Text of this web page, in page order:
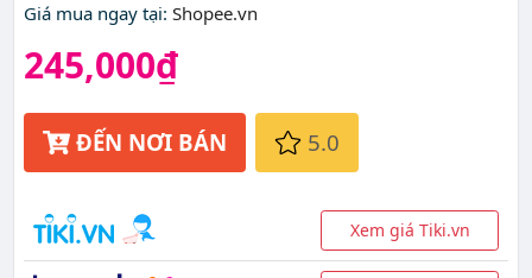
Giá mua ngay tại: Shopee.vn
245,000₫
ĐẾN NƠI BÁN 5.0
Xem giá Tiki.vn